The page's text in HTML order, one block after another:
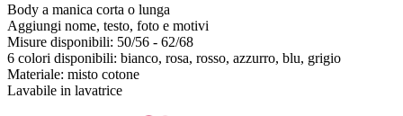
Body a manica corta o lunga
Aggiungi nome, testo, foto e motivi
Misure disponibili: 50/56 - 62/68
6 colori disponibili: bianco, rosa, rosso, azzurro, blu, grigio
Materiale: misto cotone
Lavabile in lavatrice